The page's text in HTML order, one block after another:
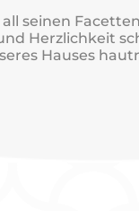
seinen
Herzlichkeit
Hauses